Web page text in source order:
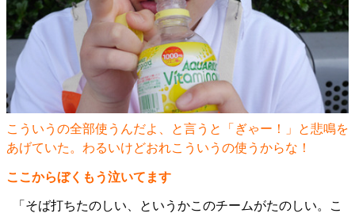
こういうの全部使うんだよ、と言うと「ぎゃー！」と悲鳴を
あげていた。わるいけどおれこういうの使うからな！
ここからぼくもう泣いてます
「そば打ちたのしい、というかこのチームがたのしい。こ